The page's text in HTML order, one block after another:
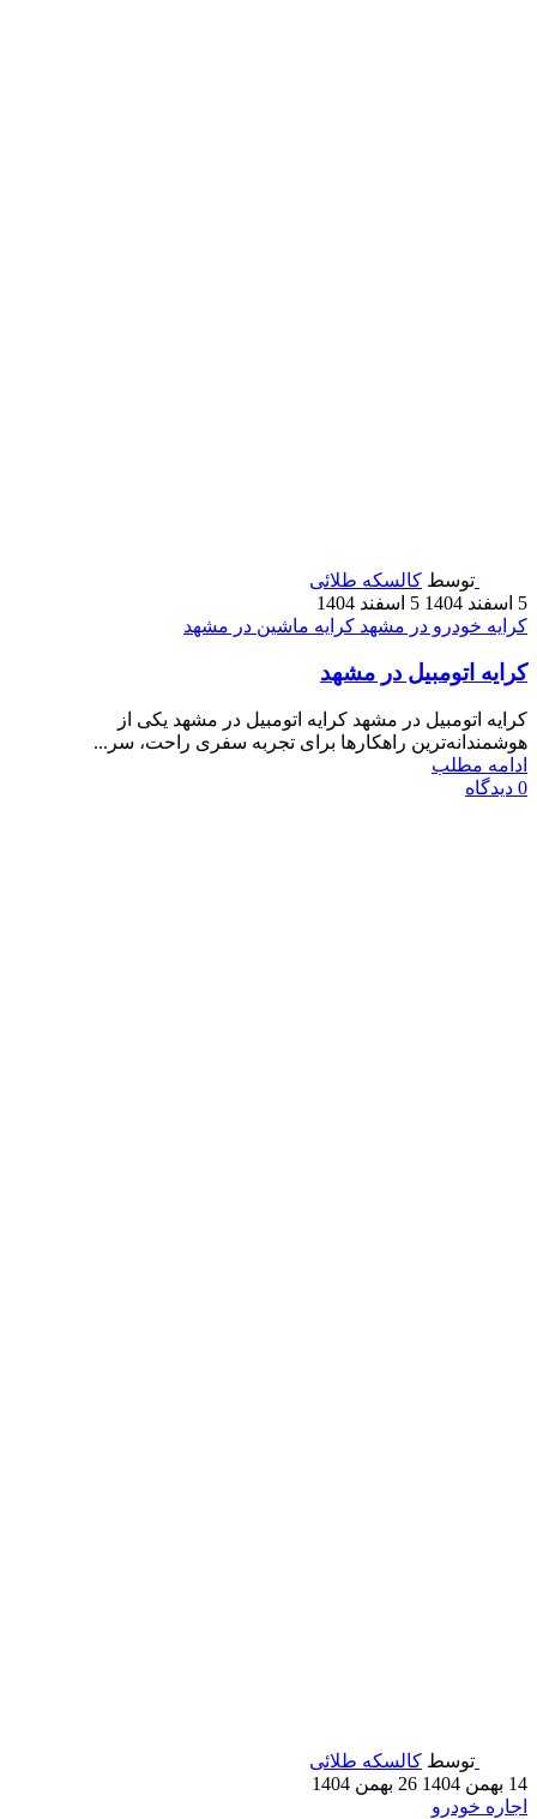
توسط کالسکه طلائی
5 اسفند 1404
5 اسفند 1404
کرایه خودرو در مشهد کرایه ماشین در مشهد
کرایه اتومبیل در مشهد
کرایه اتومبیل در مشهد کرایه اتومبیل در مشهد یکی از
هوشمندانه‌ترین راهکارها برای تجربه سفری راحت، سر...
ادامه مطلب
0 دیدگاه
توسط کالسکه طلائی
14 بهمن 1404
26 بهمن 1404
اجاره خودرو